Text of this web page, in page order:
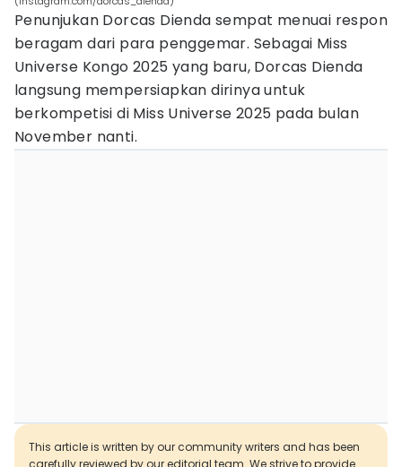
Penunjukan Dorcas Dienda sempat menuai respon
beragam dari para penggemar. Sebagai Miss
Universe Kongo 2025 yang baru, Dorcas Dienda
langsung mempersiapkan dirinya untuk
berkompetisi di Miss Universe 2025 pada bulan
November nanti.
This article is written by our community writers and has been
carefully reviewed by our editorial team. We strive to provide